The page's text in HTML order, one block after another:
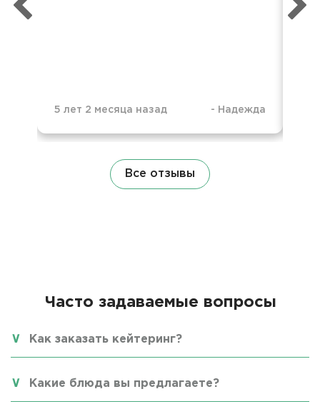
5 лет 2 месяца назад - Надежда
Все отзывы
Часто задаваемые вопросы
Как заказать кейтеринг?
Какие блюда вы предлагаете?